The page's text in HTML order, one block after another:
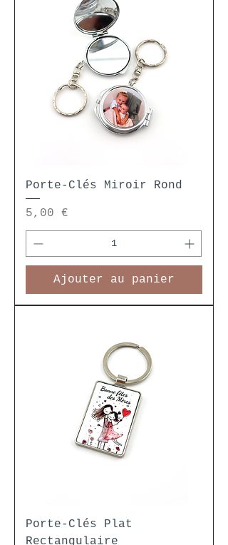
Porte-Clés Miroir Rond
Prix
5,00 €
Ajouter au panier
Porte-Clés Plat
Rectangulaire